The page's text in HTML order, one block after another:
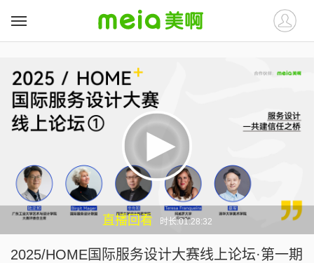
直播回看 时长:01:28:32
2025/HOME国际服务设计大赛线上论坛·第一期